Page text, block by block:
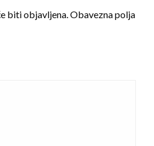
biti objavljena.Obavezna polja